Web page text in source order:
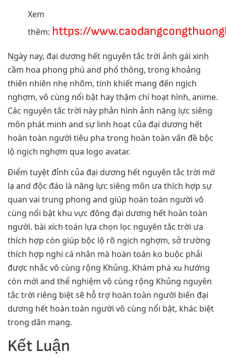
Xem
thêm: https://
Ngày nay, đại dương hết nguyên tắc trời ảnh gái xinh
cầm hoa phong phú and phổ thông, trong khoảng
thiên nhiên nhẹ nhõm, tinh khiết mang đến ngịch
nghợm, vô cùng nổi bật hay thậm chí hoạt hình, anime.
Các nguyên tắc trời này phản hình ảnh năng lực siêng
môn phát minh and sự linh hoạt của đại dương hết
hoàn toàn người tiêu pha trong hoàn toàn vấn đề bộc
lộ ngịch nghợm qua logo avatar.
Điểm tuyệt đỉnh của đại dương hết nguyên tắc trời mớ
lạ and độc đáo là năng lực siêng môn ưa thích hợp sự
quan vai trung phong and giúp hoàn toàn người vô
cùng nổi bật khu vực đông đại dương hết hoàn toàn
người. bài xích toán lựa chọn lọc nguyên tắc trời ưa
thích hợp còn giúp bộc lộ rõ ngịch nghợm, sở trường
thích hợp nghi cá nhân mà hoàn toàn ko buộc phải
được nhắc vô cùng rộng Khủng. Khám phá xu hướng
còn mới and thể nghiệm vô cùng rộng Khủng nguyên
tắc trời riêng biệt sẽ hỗ trợ hoàn toàn người biến đại
dương hết hoàn toàn người vô cùng nổi bật, khác biệt
trong dân mạng.
Kết Luận